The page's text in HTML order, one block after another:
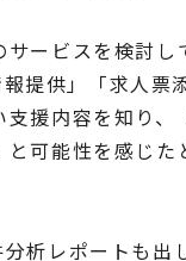
ービスを検討し
提供」「求人票添
支援内容を知り、
可能性を感じた
析レポートも出